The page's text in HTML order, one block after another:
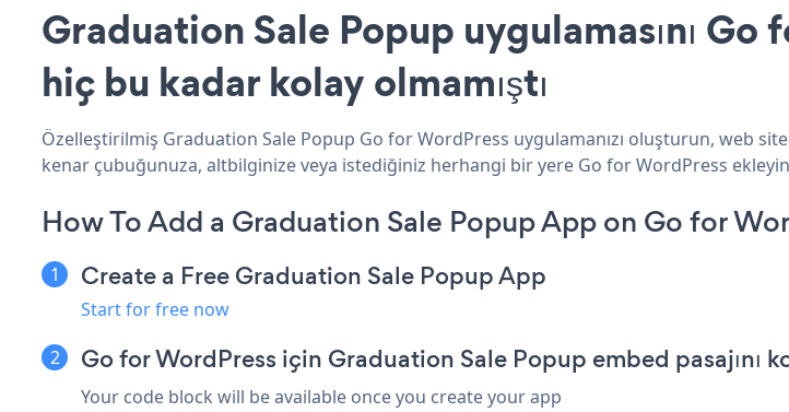
Graduation Sale Popup uygulamasını
hiç bu kadar kolay olmamıştı
Özelleştirilmiş Graduation Sale Popup Go for WordPress uygulamanızı oluşturun, web
kenar çubuğunuza, altbilginize veya istediğiniz herhangi bir yere Go for WordPress
How To Add a Graduation Sale Popup App on Go for
Create a Free Graduation Sale Popup App
Start for free now
Go for WordPress için Graduation Sale Popup embed pasajını
Your code block will be available once you create your app